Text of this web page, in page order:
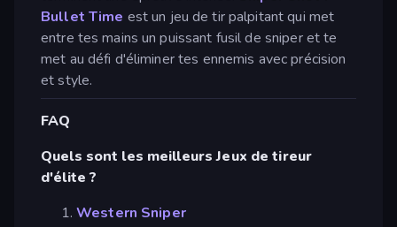
Bullet Time est un jeu de tir palpitant qui met
entre tes mains un puissant fusil de sniper et te
met au défi d'éliminer tes ennemis avec précision
et style.
FAQ
Quels sont les meilleurs Jeux de tireur
d'élite ?
Western Sniper